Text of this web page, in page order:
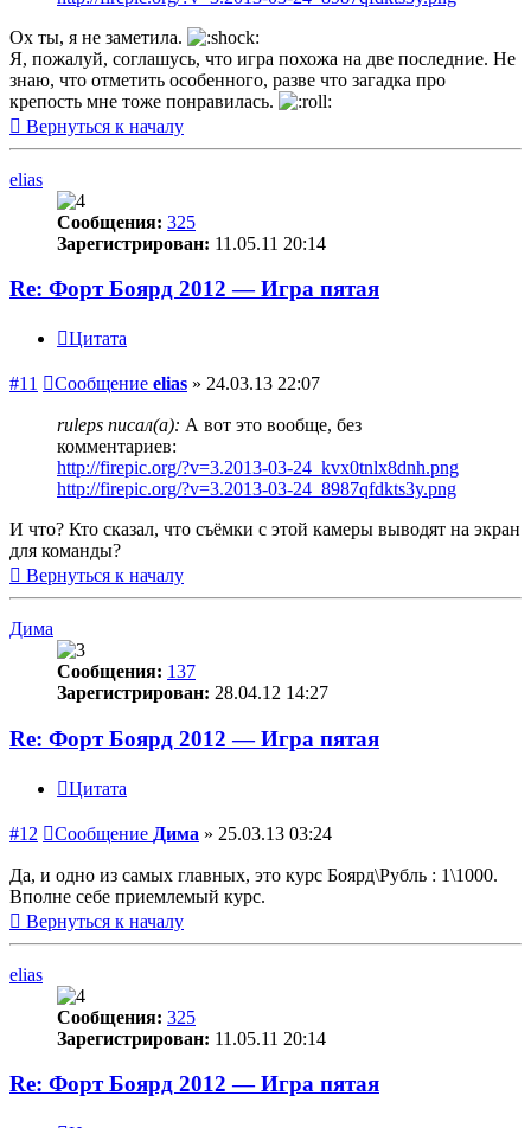
Ох ты, я не заметила.
Я, пожалуй, соглашусь, что игра похожа на две последние. Не
знаю, что отметить особенного, разве что загадка про
крепость мне тоже понравилась.
Вернуться к началу
elias
Сообщения: 325
Зарегистрирован: 11.05.11 20:14
Re: Форт Боярд 2012 — Игра пятая
Цитата
#11 Сообщение elias » 24.03.13 22:07
ruleps писал(а): А вот это вообще, без
комментариев:
http://firepic.org/?v=3.2013-03-24_kvx0tnlx8dnh.png
http://firepic.org/?v=3.2013-03-24_8987qfdkts3y.png
И что? Кто сказал, что съёмки с этой камеры выводят на экран
для команды?
Вернуться к началу
Дима
Сообщения: 137
Зарегистрирован: 28.04.12 14:27
Re: Форт Боярд 2012 — Игра пятая
Цитата
#12 Сообщение Дима » 25.03.13 03:24
Да, и одно из самых главных, это курс Боярд\Рубль : 1\1000.
Вполне себе приемлемый курс.
Вернуться к началу
elias
Сообщения: 325
Зарегистрирован: 11.05.11 20:14
Re: Форт Боярд 2012 — Игра пятая